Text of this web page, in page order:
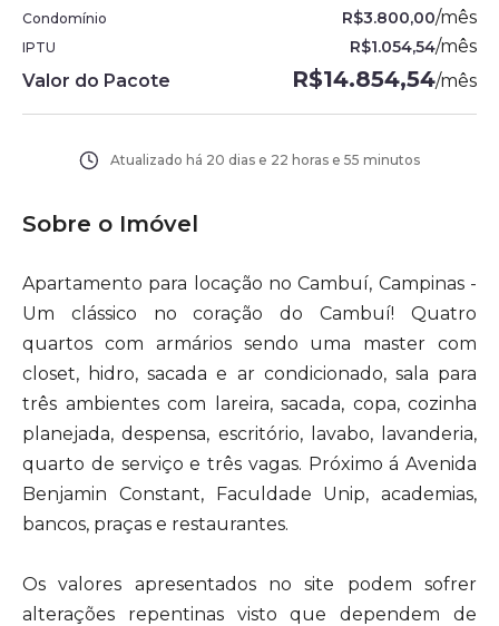
Condomínio R$3.800,00/mês
IPTU R$1.054,54/mês
Valor do Pacote
R$14.854,54/mês
Atualizado há 20 dias e 22 horas e 55 minutos
Sobre o Imóvel
Apartamento para locação no Cambuí, Campinas -
Um clássico no coração do Cambuí! Quatro
quartos com armários sendo uma master com
closet, hidro, sacada e ar condicionado, sala para
três ambientes com lareira, sacada, copa, cozinha
planejada, despensa, escritório, lavabo, lavanderia,
quarto de serviço e três vagas. Próximo á Avenida
Benjamin Constant, Faculdade Unip, academias,
bancos, praças e restaurantes.
Os valores apresentados no site podem sofrer
alterações repentinas visto que dependem de